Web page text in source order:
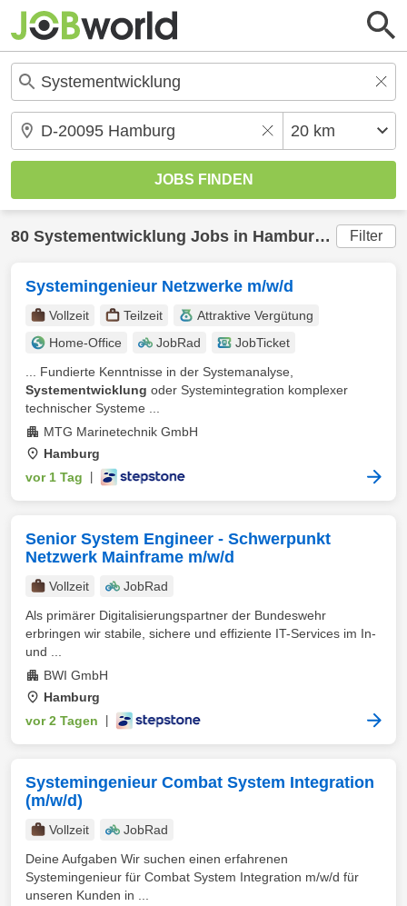
80 Systementwicklung Jobs in Hamburg (20 km)
Filter
Systemingenieur Netzwerke m/w/d
Vollzeit Teilzeit
Attraktive Vergütung
Home-Office
JobRad
JobTicket
... Fundierte Kenntnisse in der Systemanalyse,
Systementwicklung oder Systemintegration komplexer
technischer Systeme ...
MTG Marinetechnik GmbH
Hamburg
vor 1 Tag
Senior System Engineer - Schwerpunkt
Netzwerk Mainframe m/w/d
Vollzeit
JobRad
Als primärer Digitalisierungspartner der Bundeswehr
erbringen wir stabile, sichere und effiziente IT-Services im In-
und ...
BWI GmbH
Hamburg
vor 2 Tagen
Systemingenieur Combat System Integration
(m/w/d)
Vollzeit
JobRad
Deine Aufgaben Wir suchen einen erfahrenen
Systemingenieur für Combat System Integration m/w/d für
unseren Kunden in ...